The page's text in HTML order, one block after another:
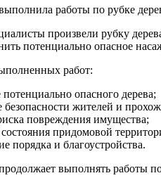
работы по рубке
произвели рубку
потенциально опасное
работ:
потенциально опасного дерева;
жителей и
повреждения имущества;
придомовой
порядка и благоустройства.
выполнять работы